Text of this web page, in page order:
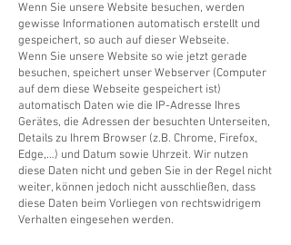
Wenn Sie unsere Website besuchen, werden
gewisse Informationen automatisch erstellt und
gespeichert, so auch auf dieser Webseite.
Wenn Sie unsere Website so wie jetzt gerade
besuchen, speichert unser Webserver (Computer
auf dem diese Webseite gespeichert ist)
automatisch Daten wie die IP-Adresse Ihres
Gerätes, die Adressen der besuchten Unterseiten,
Details zu Ihrem Browser (z.B. Chrome, Firefox,
Edge,…) und Datum sowie Uhrzeit. Wir nutzen
diese Daten nicht und geben Sie in der Regel nicht
weiter, können jedoch nicht ausschließen, dass
diese Daten beim Vorliegen von rechtswidrigem
Verhalten eingesehen werden.